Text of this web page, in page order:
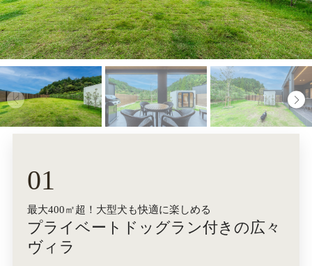
01
最大400㎡超！大型犬も快適に楽しめる
プライベートドッグラン付きの広々
ヴィラ